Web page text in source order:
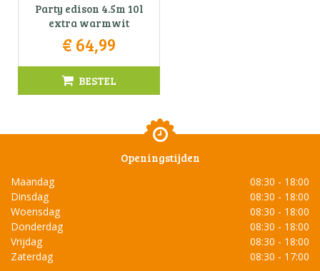
Party edison 4.5m 10l
extra warmwit
€ 64,99
BESTEL
Openingstijden
Maandag
08:30 - 18:00
Dinsdag
08:30 - 18:00
Woensdag
08:30 - 18:00
Donderdag
08:30 - 18:00
Vrijdag
08:30 - 18:00
Zaterdag
08:30 - 17:00